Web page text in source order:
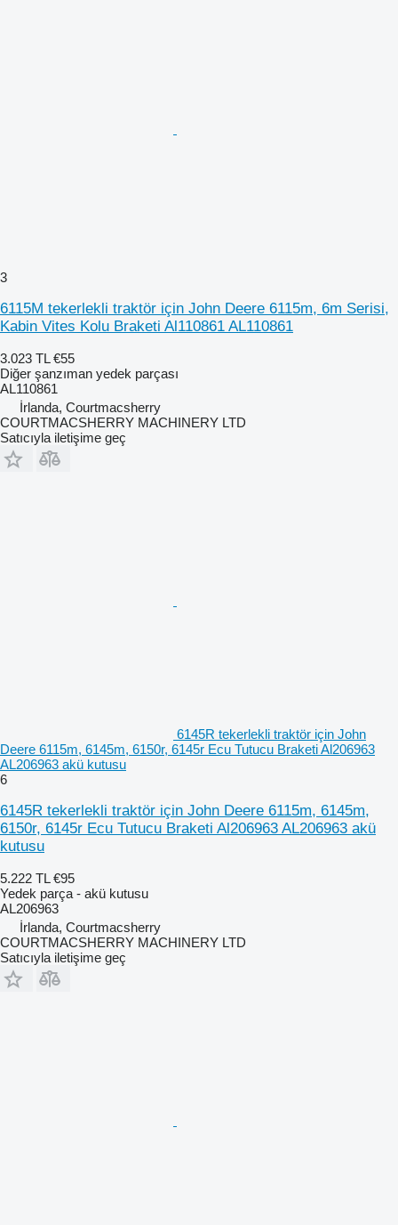
3
6115M tekerlekli traktör için John Deere 6115m, 6m Serisi,
Kabin Vites Kolu Braketi Al110861 AL110861
3.023 TL €55
Diğer şanzıman yedek parçası
AL110861
İrlanda, Courtmacsherry
COURTMACSHERRY MACHINERY LTD
Satıcıyla iletişime geç
6145R tekerlekli traktör için John
Deere 6115m, 6145m, 6150r, 6145r Ecu Tutucu Braketi Al206963
AL206963 akü kutusu
6
6145R tekerlekli traktör için John Deere 6115m, 6145m,
6150r, 6145r Ecu Tutucu Braketi Al206963 AL206963 akü
kutusu
5.222 TL €95
Yedek parça - akü kutusu
AL206963
İrlanda, Courtmacsherry
COURTMACSHERRY MACHINERY LTD
Satıcıyla iletişime geç